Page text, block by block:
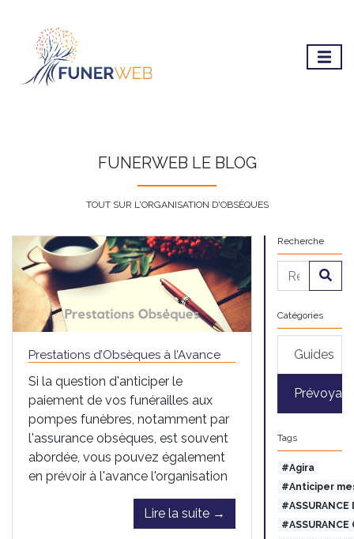
FUNERWEB LE BLOG
TOUT SUR L'ORGANISATION D'OBSÈQUES
Prestations d’Obsèques à l’Avance
Si la question d'anticiper le
paiement de vos funérailles aux
pompes funèbres, notamment par
l'assurance obsèques, est souvent
abordée, vous pouvez également
en prévoir à l'avance l'organisation
Lire la suite →
Recherche
Catégories
Guides
Tags
#Agira
#Anticiper
#ASSURANCE
#ASSURANCE